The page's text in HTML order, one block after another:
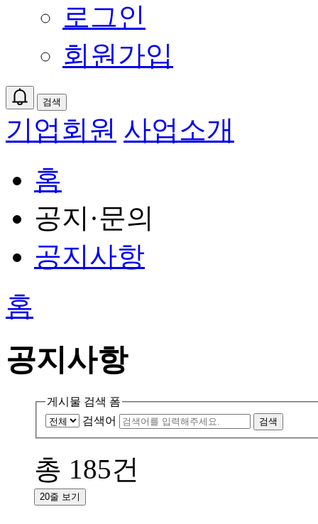
로그인
회원가입
검색
기업회원 사업소개
홈
공지·문의
공지사항
홈
공지사항
게시물 검색 폼
검색어
총 185건
20줄 보기